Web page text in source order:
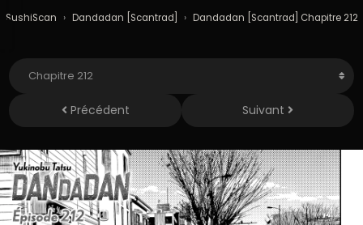
SushiScan › Dandadan [Scantrad] › Dandadan [Scantrad] Chapitre 212
Précédent Suivant